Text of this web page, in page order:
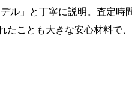
ル」と丁寧に説明。査定時
たことも大きな安心材料で